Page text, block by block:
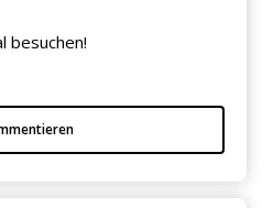
besuchen!